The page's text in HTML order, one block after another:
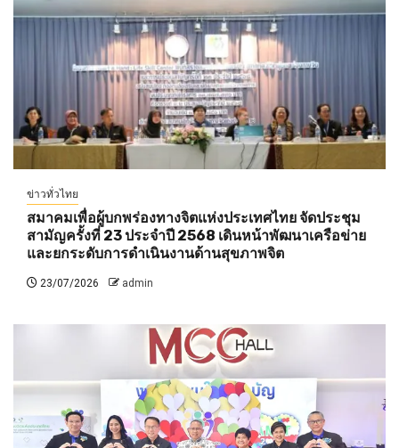
ข่าวทั่วไทย
สมาคมเพื่อผู้บกพร่องทางจิตแห่งประเทศไทย จัดประชุม
สามัญครั้งที่ 23 ประจำปี 2568 เดินหน้าพัฒนาเครือข่าย
และยกระดับการดำเนินงานด้านสุขภาพจิต
23/07/2026 admin